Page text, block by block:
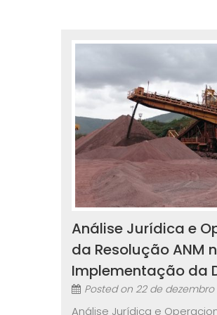
Análise Jurídica e
da Resolução ANM
Implementação da
Posted on 22 de
Análise Jurídica e